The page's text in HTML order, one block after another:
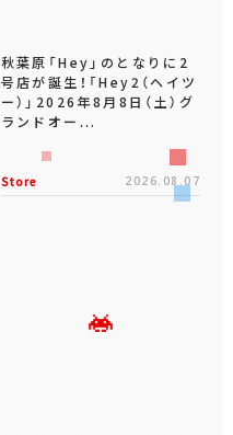
秋葉原「Hey」のとなりに2
号店が誕生！「Hey2（ヘイツ
ー）」2026年8月8日（土）グ
ランドオー...
Store 2026.08.07